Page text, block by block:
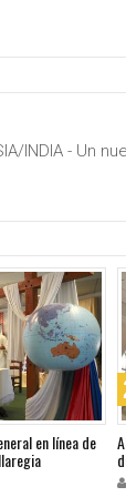
INDIA - Un
en línea de